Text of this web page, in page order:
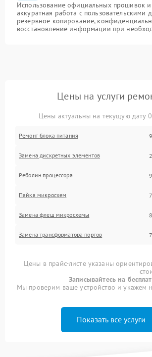
Использование официальных прошивок и
аккуратная работа с пользовательскими
резервное копирование,
восстановление информации при
Цены на услуги
Цены актуальны на текущую дату
Ремонт блока питания
Замена дискретных элементов
Реболин процессора
Пайка микросхем
Замена флеш микросхемы
Замена трансформатора портов
Цены в прайс-листе указаны
Записывайтесь на
Мы проверим ваше устройство и укажем
Показать все услуги